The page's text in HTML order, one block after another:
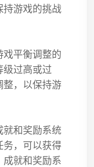
持游戏的挑战
戏平衡调整的
级过高或过
整，以保持游
就和奖励系统
务，可以获得
成就和奖励系